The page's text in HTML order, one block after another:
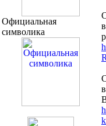
Официальная
символика